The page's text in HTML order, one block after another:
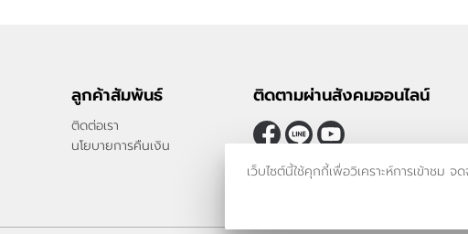
ลูกค้าสัมพันธ์
ติดต่อเรา
นโยบายการคืนเงิน
ติดตามผ่านสังคมออนไลน์
เว็บไซต์นี้ใช้คุกกี้เพื่อวิเคราะห์การเข้าชม